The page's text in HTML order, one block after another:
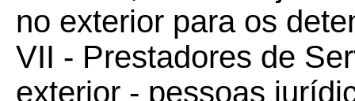
no exterior para os
VII - Prestadores de
exterior - pessoas